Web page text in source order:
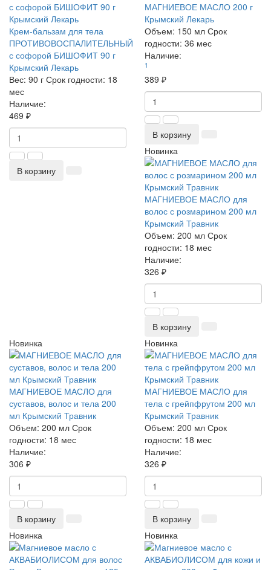
Крем-бальзам для тела
ПРОТИВОВОСПАЛИТЕЛЬНЫЙ
с софорой БИШОФИТ 90 г
Крымский Лекарь
Вес: 90 г Срок годности: 18
мес
Наличие:
469 ₽
В корзину
МАГНИЕВОЕ МАСЛО 200 г
Крымский Лекарь
Объем: 150 мл Срок
годности: 36 мес
Наличие:
1
389 ₽
В корзину
Новинка
МАГНИЕВОЕ МАСЛО для
волос с розмарином 200 мл
Крымский Травник
Объем: 200 мл Срок
годности: 18 мес
Наличие:
326 ₽
В корзину
Новинка
МАГНИЕВОЕ МАСЛО для
суставов, волос и тела 200
мл Крымский Травник
Объем: 200 мл Срок
годности: 18 мес
Наличие:
306 ₽
В корзину
Новинка
МАГНИЕВОЕ МАСЛО для
тела с грейпфрутом 200 мл
Крымский Травник
Объем: 200 мл Срок
годности: 18 мес
Наличие:
326 ₽
В корзину
Новинка
Новинка